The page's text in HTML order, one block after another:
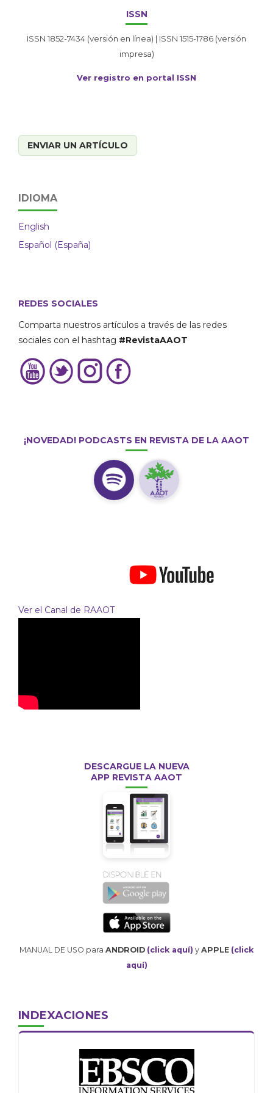
ISSN
ISSN 1852-7434 (versión en línea) | ISSN 1515-1786 (versión
impresa)
Ver registro en portal ISSN
ENVIAR UN ARTÍCULO
IDIOMA
English
Español (España)
REDES SOCIALES
Comparta nuestros artículos a través de las redes
sociales con el hashtag #RevistaAAOT
¡NOVEDAD! PODCASTS EN REVISTA DE LA AAOT
Ver el Canal de RAAOT
DESCARGUE LA NUEVA
APP REVISTA AAOT
MANUAL DE USO para ANDROID (click aquí) y APPLE (click
aquí)
INDEXACIONES